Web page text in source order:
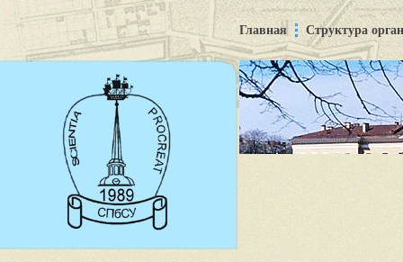
Главная Структура